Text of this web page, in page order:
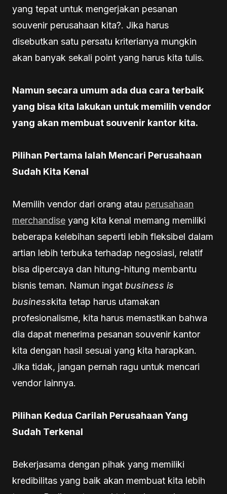
yang tepat untuk mengerjakan pesanan
souvenir perusahaan kita?. Jika harus
disebutkan satu persatu kriterianya mungkin
akan banyak sekali point yang harus kita tulis.
Namun secara umum ada dua cara terbaik
yang bisa kita lakukan untuk memilih vendor
yang akan membuat souvenir kantor kita.
Pilihan Pertama Ialah Mencari Perusahaan
Sudah Kita Kenal
Memilih vendor dari orang atau perusahaan
merchandise yang kita kenal memang memiliki
beberapa kelebihan seperti lebih fleksibel dalam
artian lebih terbuka terhadap negosiasi, relatif
bisa dipercaya dan hitung-hitung membantu
bisnis teman. Namun ingat business is
businesskita tetap harus utamakan
profesionalisme, kita harus memastikan bahwa
dia dapat menerima pesanan souvenir kantor
kita dengan hasil sesuai yang kita harapkan.
Jika tidak, jangan pernah ragu untuk mencari
vendor lainnya.
Pilihan Kedua Carilah Perusahaan Yang
Sudah Terkenal
Bekerjasama dengan pihak yang memiliki
kredibilitas yang baik akan membuat kita lebih